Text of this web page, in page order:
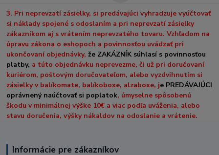
3. Pri neprevzatí zásielky, si predávajúci vyhradzuje vyúčtovať
si náklady spojené s odoslaním a pri neprevzatí zásielky
zákazníkom aj s vrátením neprevzatého tovaru. Vzhľadom na
úpravu zákona o eshopoch a povinnosťou uvádzať pri
ukončovaní objednávky,že ZAKÁZNÍK súhlasí s povinnosťou
platby, a túto objednávku neprevezme, či už pri doručovaní
kuriérom, poštovým doručovateľom, alebo vyzdvihnutím si
zásielky v balíkomate, balíkoboxe, alzaboxe, je PREDÁVAJÚCI
oprávnený naúčtovať si poplatok, úmyselne spôsobenú
škodu v minimálnej výške 10€ a viac podľa uváženia, alebo
stavu doručenia, výšky nákaldov na odoslanie a vrátenie.
Informácie pre zákazníkov